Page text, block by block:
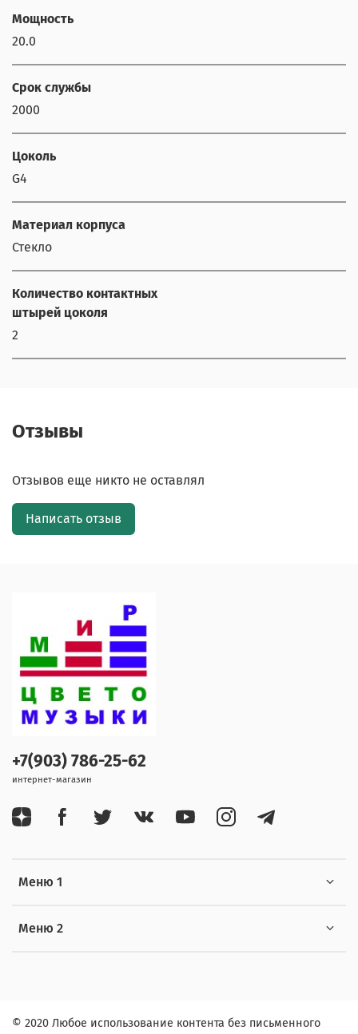
Мощность
20.0
Срок службы
2000
Цоколь
G4
Материал корпуса
Стекло
Количество контактных
штырей цоколя
2
Отзывы
Отзывов еще никто не оставлял
Написать отзыв
Меню 1
Меню 2
+7(903) 786-25-62
интернет-магазин
© 2020 Любое использование контента без письменного